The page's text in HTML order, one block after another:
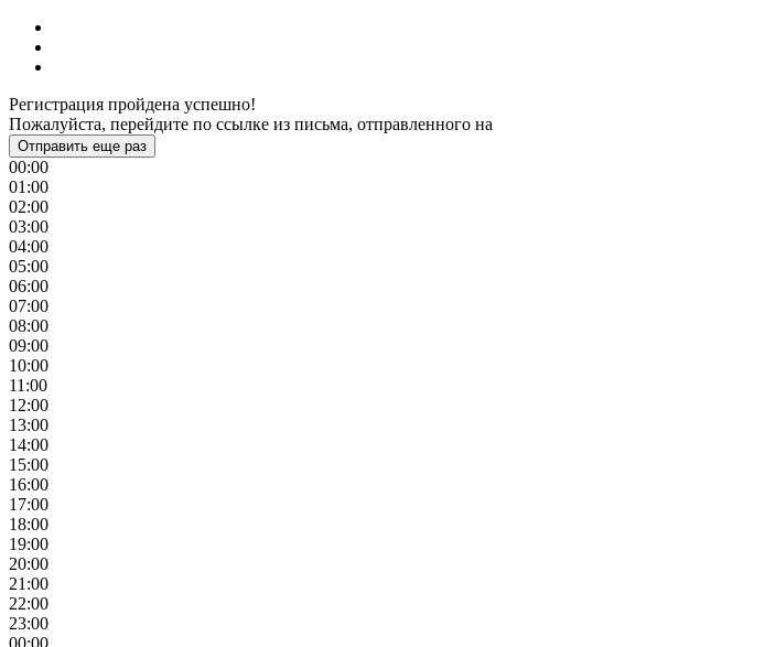
Регистрация пройдена успешно!
Пожалуйста, перейдите по ссылке из письма, отправленного на
Отправить еще раз
00:00
01:00
02:00
03:00
04:00
05:00
06:00
07:00
08:00
09:00
10:00
11:00
12:00
13:00
14:00
15:00
16:00
17:00
18:00
19:00
20:00
21:00
22:00
23:00
00:00